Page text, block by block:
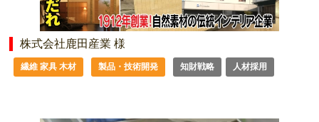
株式会社鹿田産業 様
繊維 家具 木材 製品・技術開発 知財戦略 人材採用